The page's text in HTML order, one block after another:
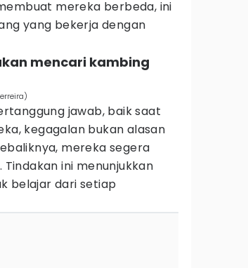
mereka berbeda, ini
yang bekerja dengan
mencari kambing
jawab, baik saat
kegagalan bukan alasan
mereka segera
ini menunjukkan
belajar dari setiap